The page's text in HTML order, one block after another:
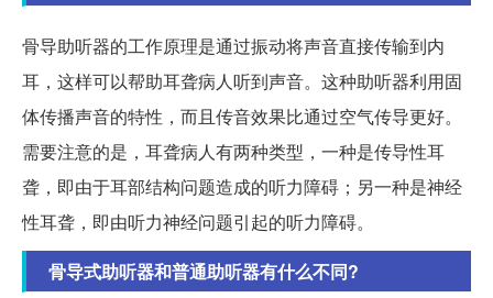
骨导助听器的工作原理是通过振动将声音直接传输到内
耳，这样可以帮助耳聋病人听到声音。这种助听器利用固
体传播声音的特性，而且传音效果比通过空气传导更好。
需要注意的是，耳聋病人有两种类型，一种是传导性耳
聋，即由于耳部结构问题造成的听力障碍；另一种是神经
性耳聋，即由听力神经问题引起的听力障碍。
骨导式助听器和普通助听器有什么不同?